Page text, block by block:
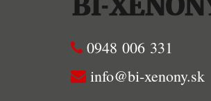
0948 006 331
info@bi-xenony.sk